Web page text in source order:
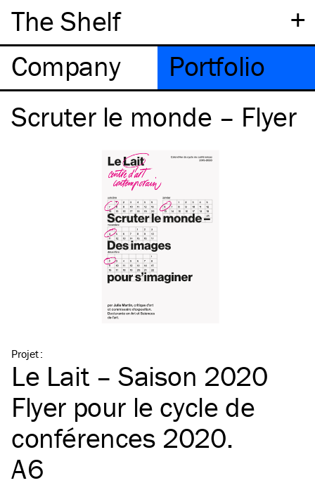
+
The Shelf
Company
Portfolio
Scruter le monde – Flyer
Projet:
Le Lait – Saison 2020
Flyer pour le cycle de
conférences 2020.
A6